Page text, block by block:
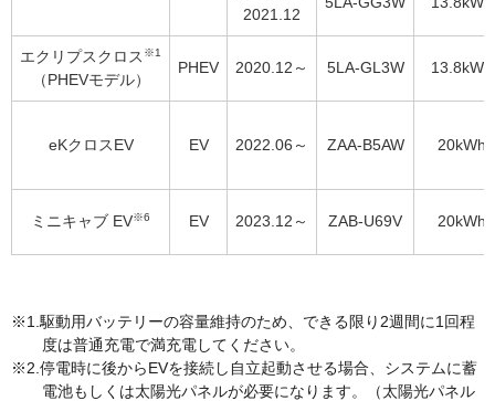
2021.12
エクリプスクロス ※1
（PHEVモデル）
PHEV 2020.12～ 5LA-GL3W 13.8kWh
eKクロスEV EV 2022.06～ ZAA-B5AW 20kWh
ミニキャブ EV※6 EV 2023.12～ ZAB-U69V 20kWh
駆動用バッテリーの容量維持のため、できる限り2週間に1回程
度は普通充電で満充電してください。
停電時に後からEVを接続し自立起動させる場合、システムに蓄
電池もしくは太陽光パネルが必要になります。（太陽光パネル